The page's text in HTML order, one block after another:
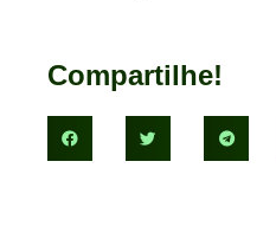
Compartilhe!